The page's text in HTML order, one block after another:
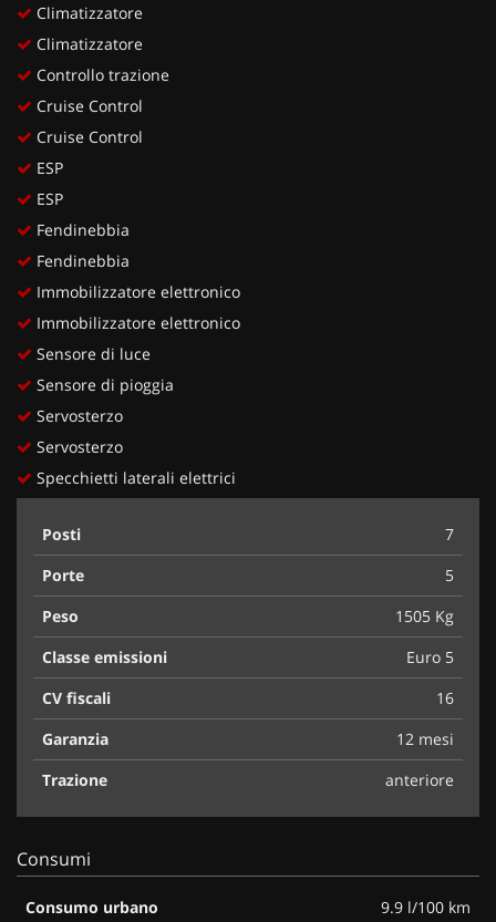
Climatizzatore
Climatizzatore
Controllo trazione
Cruise Control
Cruise Control
ESP
ESP
Fendinebbia
Fendinebbia
Immobilizzatore elettronico
Immobilizzatore elettronico
Sensore di luce
Sensore di pioggia
Servosterzo
Servosterzo
Specchietti laterali elettrici
Posti
7
Porte
5
Peso
1505 Kg
Classe emissioni
Euro 5
CV fiscali
16
Garanzia
12 mesi
Trazione
anteriore
Consumi
Consumo urbano 9.9 l/100 km